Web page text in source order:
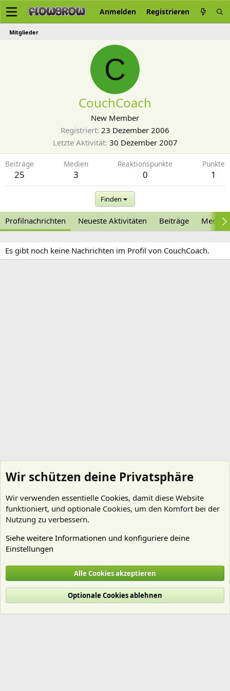
Anmelden Registrieren
Mitglieder
C
CouchCoach
New Member
Registriert 23 Dezember 2006
Letzte Aktivität 30 Dezember 2007
Beiträge
25
Medien
3
Reaktionspunkte
0
Punkte
1
Finden
Profilnachrichten Neueste Aktivitäten Beiträge Medien
Es gibt noch keine Nachrichten im Profil von CouchCoach.
Cookies
Deutsch (Du)
Nutzungsbedingungen
Datenschutz Hilfe und Impressum
R
Wir schützen deine Privatsphäre
Wir verwenden essentielle Cookies, damit diese Website
funktioniert, und optionale Cookies, um den Komfort bei der
Nutzung zu verbessern.
Siehe weitere Informationen und konfiguriere deine
Einstellungen
Alle Cookies akzeptieren
Optionale Cookies ablehnen